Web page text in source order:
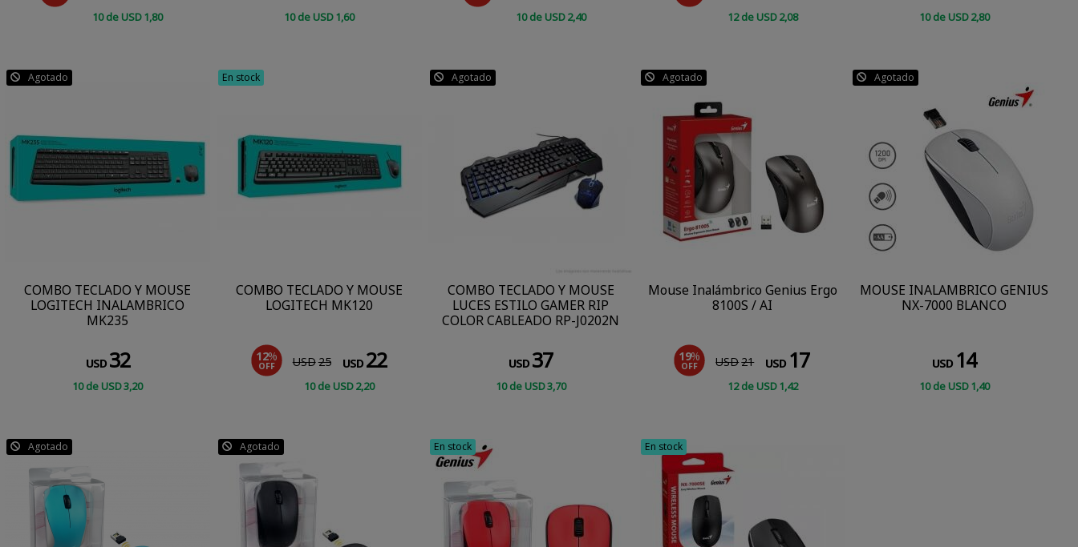
10de USD1,80
CONSULTAR
10de USD1,60
CONSULTAR
10de USD2,40
CONSULTAR
12de USD2,08
CONSULTAR
10de USD2,80
CONSULTAR
Agotado
COMBO TECLADO Y MOUSE
LOGITECH INALAMBRICO
MK235
USD 32
10de USD3,20
CONSULTAR
En stock
COMBO TECLADO Y MOUSE
LOGITECH MK120
12%
OFF USD25 USD 22
10de USD2,20
COMPRAR
Agotado
COMBO TECLADO Y MOUSE
LUCES ESTILO GAMER RIP
COLOR CABLEADO RP-J0202N
USD 37
10de USD3,70
CONSULTAR
Agotado
Mouse Inalámbrico Genius Ergo
8100S / AI
19%
OFF USD21 USD 17
12de USD1,42
CONSULTAR
Agotado
MOUSE INALAMBRICO GENIUS
NX-7000 BLANCO
USD 14
10de USD1,40
CONSULTAR
Agotado Agotado En stock En stock